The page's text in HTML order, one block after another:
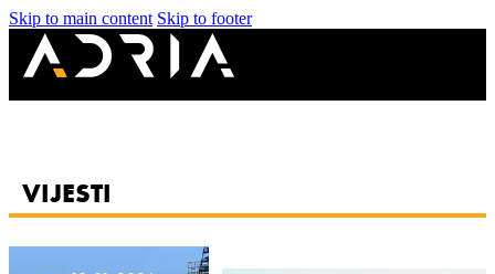
Skip to main content Skip to footer
VIJESTI